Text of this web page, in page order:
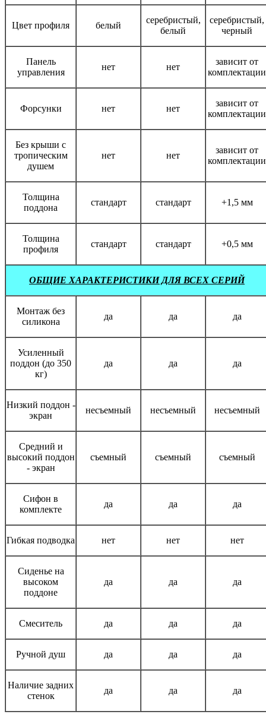
Цвет профиля белый
серебристый,
белый
серебристый,
черный
Панель
управления
нет нет
зависит от
комплектации
Форсунки нет нет
зависит от
комплектации
Без крыши с
тропическим
душем
нет нет
зависит от
комплектации
Толщина
поддона
стандарт стандарт +1,5 мм
Толщина
профиля
стандарт стандарт +0,5 мм
ОБЩИЕ ХАРАКТЕРИСТИКИ ДЛЯ ВСЕХ СЕРИЙ
Монтаж без
силикона
да да да
Усиленный
поддон (до 350
кг)
да да да
Низкий поддон -
экран
несъемный несъемный несъемный
Средний и
высокий поддон
- экран
съемный съемный съемный
Сифон в
комплекте
да да да
Гибкая подводка нет нет нет
Сиденье на
высоком
поддоне
да да да
Смеситель да да да
Ручной душ да да да
Наличие задних
стенок
да да да